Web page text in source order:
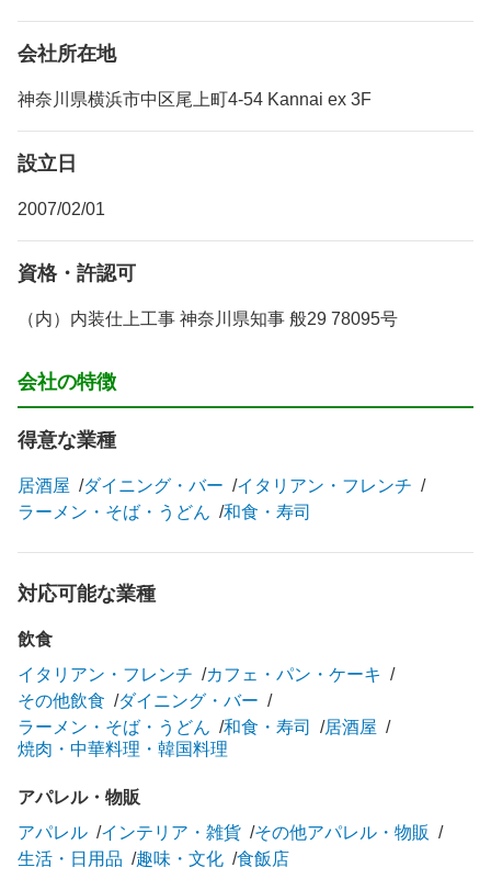
会社所在地
神奈川県横浜市中区尾上町4-54 Kannai ex 3F
設立日
2007/02/01
資格・許認可
（内）内装仕上工事 神奈川県知事 般29 78095号
会社の特徴
得意な業種
居酒屋 ダイニング・バー
イタリアン・フレンチ
ラーメン・そば・うどん
和食・寿司
対応可能な業種
飲食
イタリアン・フレンチ
カフェ・パン・ケーキ
その他飲食
ダイニング・バー
ラーメン・そば・うどん
和食・寿司
居酒屋
焼肉・中華料理・韓国料理
アパレル・物販
アパレル
インテリア・雑貨
その他アパレル・物販
生活・日用品
趣味・文化 食飯店